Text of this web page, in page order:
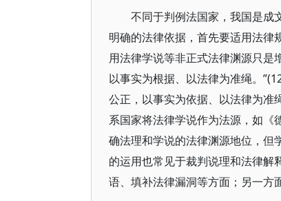
不同于判例法国家，我国是成
明确的法律依据，首先要适用法律
用法律学说等非正式法律渊源只是
以事实为根据、以法律为准绳。
公正，以事实为依据、以法律为准
系国家将法律学说作为法源，如《
确法理和学说的法律渊源地位，但
的运用也常见于裁判说理和法律解
语、填补法律漏洞等方面；另一方